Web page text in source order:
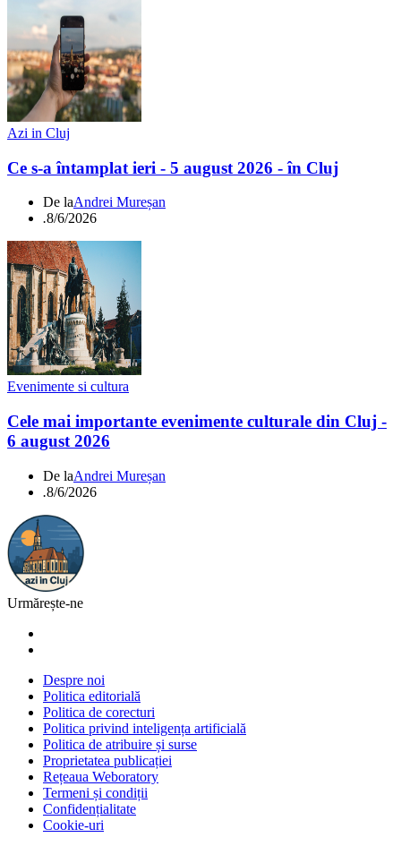
Azi in Cluj
Ce s-a întamplat ieri - 5 august 2026 - în Cluj
De laAndrei Mureșan
.8/6/2026
Evenimente si cultura
Cele mai importante evenimente culturale din Cluj -
6 august 2026
De laAndrei Mureșan
.8/6/2026
Urmărește-ne
Despre noi
Politica editorială
Politica de corecturi
Politica privind inteligența artificială
Politica de atribuire și surse
Proprietatea publicației
Rețeaua Weboratory
Termeni și condiții
Confidențialitate
Cookie-uri